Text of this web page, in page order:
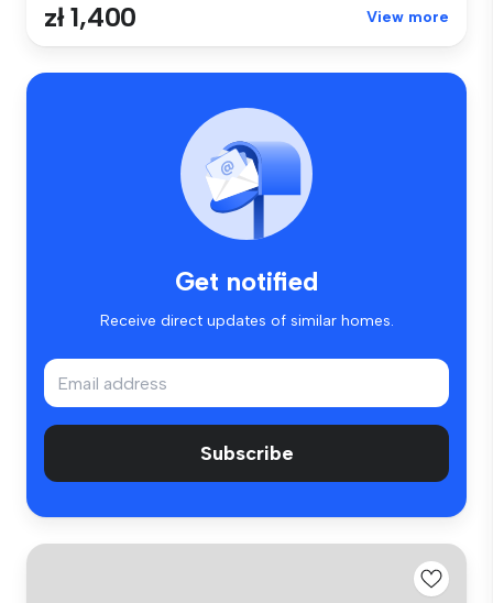
zł 1,400 View more
Get notified
Receive direct updates of similar homes.
Subscribe